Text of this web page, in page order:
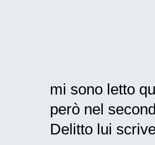
mi sono letto
però nel
Delitto lui